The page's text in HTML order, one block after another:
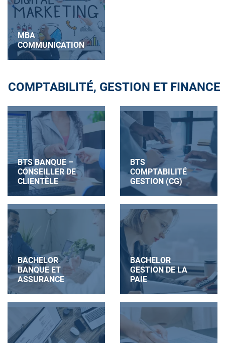
MBA
COMMUNICATION
COMPTABILITÉ, GESTION ET FINANCE
BTS BANQUE –
CONSEILLER DE
CLIENTÈLE
BTS
COMPTABILITÉ
GESTION (CG)
BACHELOR
BANQUE ET
ASSURANCE
BACHELOR
GESTION DE LA
PAIE